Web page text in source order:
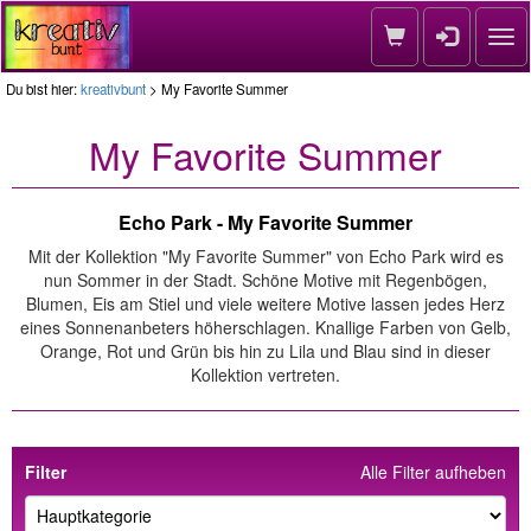
Du bist hier:kreativbunt > My Favorite Summer
My Favorite Summer
Echo Park - My Favorite Summer
Mit der Kollektion "My Favorite Summer" von Echo Park wird es
nun Sommer in der Stadt. Schöne Motive mit Regenbögen,
Blumen, Eis am Stiel und viele weitere Motive lassen jedes Herz
eines Sonnenanbeters höherschlagen. Knallige Farben von Gelb,
Orange, Rot und Grün bis hin zu Lila und Blau sind in dieser
Kollektion vertreten.
Alle Filter aufheben
Filter